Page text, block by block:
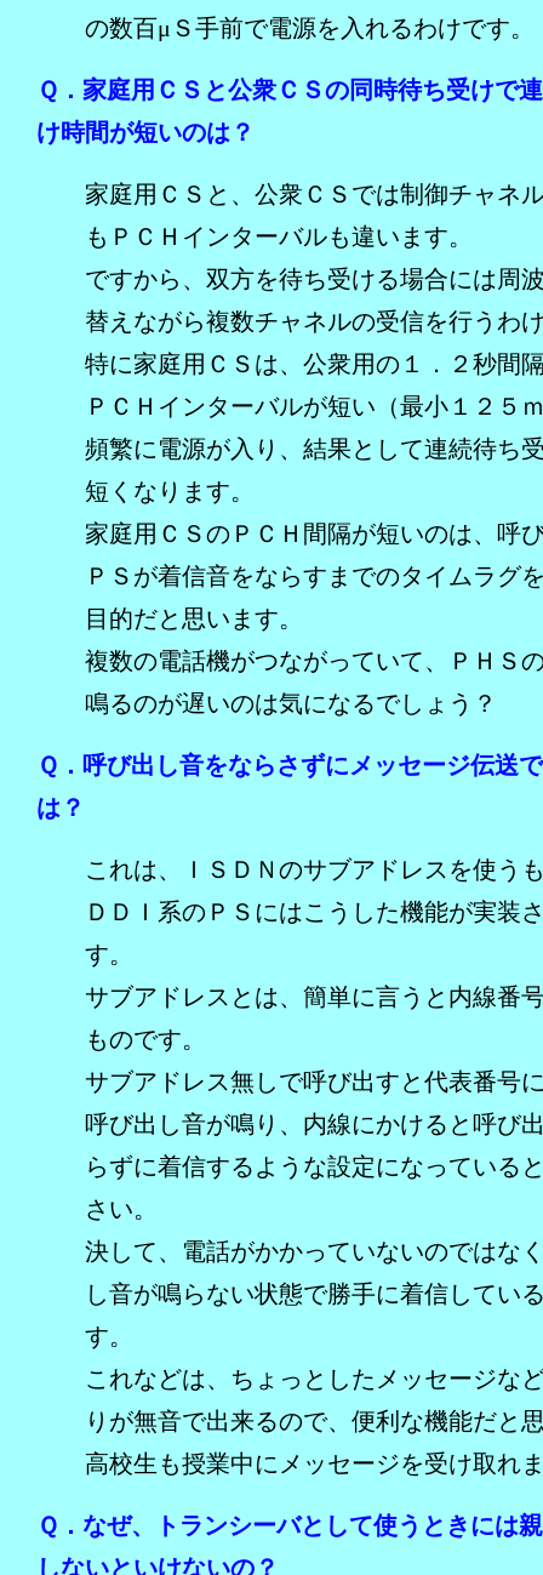
の数百μＳ手前で電源を入れるわけです。
Ｑ．家庭用ＣＳと公衆ＣＳの同時待ち受けで
け時間が短いのは？
家庭用ＣＳと、公衆ＣＳでは制御チャネ
もＰＣＨインターバルも違います。
ですから、双方を待ち受ける場合には周
替えながら複数チャネルの受信を行うわ
特に家庭用ＣＳは、公衆用の１．２秒間
ＰＣＨインターバルが短い（最小１２５
頻繁に電源が入り、結果として連続待ち
短くなります。
家庭用ＣＳのＰＣＨ間隔が短いのは、呼
ＰＳが着信音をならすまでのタイムラグ
目的だと思います。
複数の電話機がつながっていて、ＰＨＳ
鳴るのが遅いのは気になるでしょう？
Ｑ．呼び出し音をならさずにメッセージ伝送
は？
これは、ＩＳＤＮのサブアドレスを使う
ＤＤＩ系のＰＳにはこうした機能が実装
す。
サブアドレスとは、簡単に言うと内線番
ものです。
サブアドレス無しで呼び出すと代表番号
呼び出し音が鳴り、内線にかけると呼び
らずに着信するような設定になっている
さい。
決して、電話がかかっていないのではな
し音が鳴らない状態で勝手に着信してい
す。
これなどは、ちょっとしたメッセージな
りが無音で出来るので、便利な機能だと
高校生も授業中にメッセージを受け取れ
Ｑ．なぜ、トランシーバとして使うときには
しないといけないの？